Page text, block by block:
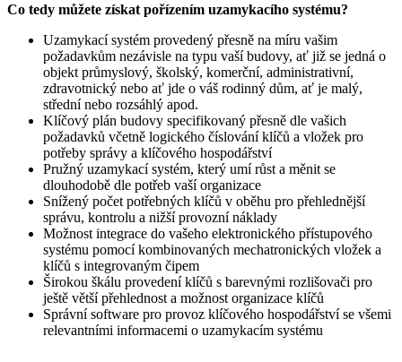
Co tedy můžete získat pořízením uzamykacího systému?
Uzamykací systém provedený přesně na míru vašim
požadavkům nezávisle na typu vaší budovy, ať již se jedná o
objekt průmyslový, školský, komerční, administrativní,
zdravotnický nebo ať jde o váš rodinný dům, ať je malý,
střední nebo rozsáhlý apod.
Klíčový plán budovy specifikovaný přesně dle vašich
požadavků včetně logického číslování klíčů a vložek pro
potřeby správy a klíčového hospodářství
Pružný uzamykací systém, který umí růst a měnit se
dlouhodobě dle potřeb vaší organizace
Snížený počet potřebných klíčů v oběhu pro přehlednější
správu, kontrolu a nižší provozní náklady
Možnost integrace do vašeho elektronického přístupového
systému pomocí kombinovaných mechatronických vložek a
klíčů s integrovaným čipem
Širokou škálu provedení klíčů s barevnými rozlišovači pro
ještě větší přehlednost a možnost organizace klíčů
Správní software pro provoz klíčového hospodářství se všemi
relevantními informacemi o uzamykacím systému